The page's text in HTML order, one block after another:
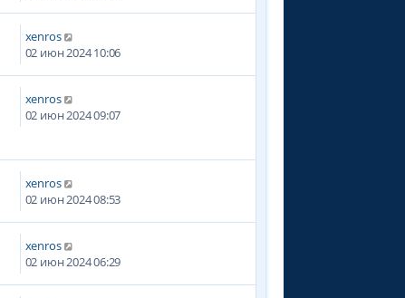
xenros
02 июн 2024 10:06
xenros
02 июн 2024 09:07
xenros
02 июн 2024 08:53
xenros
02 июн 2024 06:29